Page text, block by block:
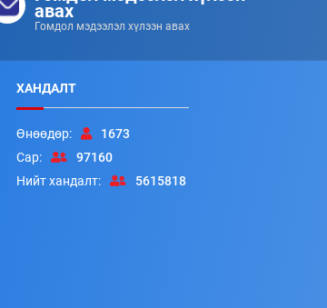
авах
Гомдол мэдээлэл хүлээн авах
ХАНДАЛТ
Өнөөдөр:
1673
Сар:
97160
Нийт хандалт:
5615818